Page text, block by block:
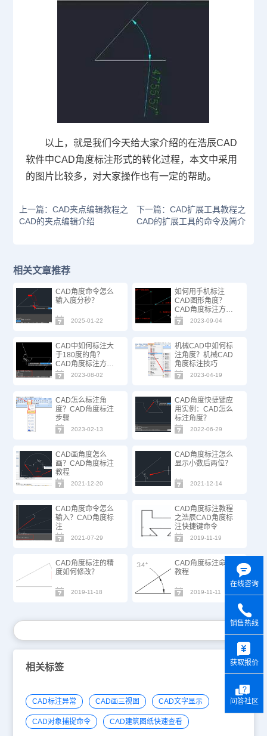
以上，就是我们今天给大家介绍的在浩辰CAD
软件中CAD角度标注形式的转化过程，本文中采用
的图片比较多，对大家操作也有一定的帮助。
上一篇：CAD夹点编辑教程之
CAD的夹点编辑介绍
下一篇：CAD扩展工具教程之
CAD的扩展工具的命令及简介
相关文章推荐
CAD角度命令怎么
输入度分秒？
2025-01-22
如何用手机标注
CAD图形角度？
CAD角度标注方法
步骤
2023-09-04
CAD中如何标注大
于180度的角？
CAD角度标注方法
技巧
2023-08-02
机械CAD中如何标
注角度？机械CAD
角度标注技巧
2023-04-19
CAD怎么标注角
度？CAD角度标注
步骤
2023-02-13
CAD角度快捷键应
用实例：CAD怎么
标注角度？
2022-06-29
CAD画角度怎么
画？CAD角度标注
教程
2021-12-20
CAD角度标注怎么
显示小数后两位？
2021-12-14
CAD角度命令怎么
输入？CAD角度标
注
2021-07-29
CAD角度标注教程
之浩辰CAD角度标
注快捷键命令
2019-11-19
CAD角度标注的精
度如何修改？
2019-11-18
CAD角度标注命令
教程
2019-11-11
相关标签
CAD标注异常 CAD画三视图 CAD文字显示
CAD对象捕捉命令 CAD建筑图纸快速查看
在线咨询
销售热线
获取报价
问答社区